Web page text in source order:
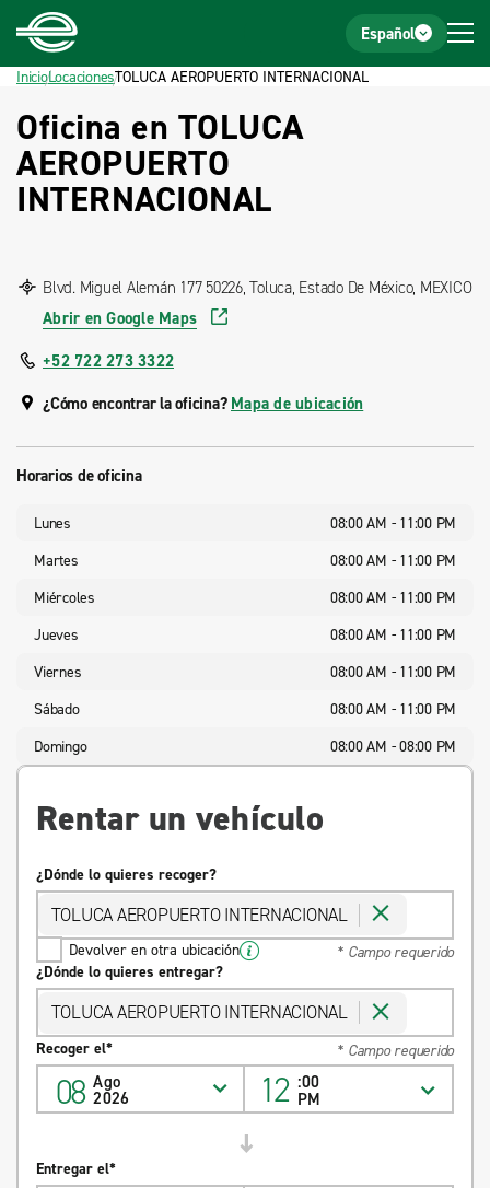
Inicio
Pie de página
Español
InicioLocacionesTOLUCA AEROPUERTO INTERNACIONAL
Oficina en TOLUCA
AEROPUERTO
INTERNACIONAL
Rentar un vehículo
¿Dónde lo quieres recoger?
* Campo requerido
TOLUCA AEROPUERTO INTERNACIONAL
Devolver en otra ubicación
¿Dónde lo quieres entregar?
* Campo requerido
TOLUCA AEROPUERTO INTERNACIONAL
Recoger el*
08 Ago
2026 12 :00
PM
Entregar el*
Blvd. Miguel Alemán 177 50226, Toluca, Estado De México, MEXICO
Abrir en Google Maps
+52 722 273 3322
¿Cómo encontrar la oficina? Mapa de ubicación
Horarios de oficina
Lunes
08:00 AM - 11:00 PM
Martes
08:00 AM - 11:00 PM
Miércoles
08:00 AM - 11:00 PM
Jueves
08:00 AM - 11:00 PM
Viernes
08:00 AM - 11:00 PM
Sábado
08:00 AM - 11:00 PM
Domingo
08:00 AM - 08:00 PM